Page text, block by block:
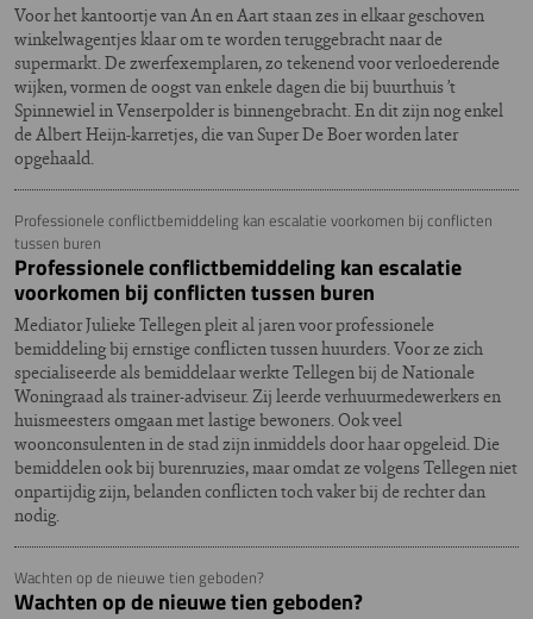
Voor het kantoortje van An en Aart staan zes in elkaar geschoven
winkelwagentjes klaar om te worden teruggebracht naar de
supermarkt. De zwerfexemplaren, zo tekenend voor verloederende
wijken, vormen de oogst van enkele dagen die bij buurthuis ’t
Spinnewiel in Venserpolder is binnengebracht. En dit zijn nog enkel
de Albert Heijn-karretjes, die van Super De Boer worden later
opgehaald.
Professionele conflictbemiddeling kan escalatie voorkomen bij conflicten
tussen buren
Professionele conflictbemiddeling kan escalatie
voorkomen bij conflicten tussen buren
Mediator Julieke Tellegen pleit al jaren voor professionele
bemiddeling bij ernstige conflicten tussen huurders. Voor ze zich
specialiseerde als bemiddelaar werkte Tellegen bij de Nationale
Woningraad als trainer-adviseur. Zij leerde verhuurmedewerkers en
huismeesters omgaan met lastige bewoners. Ook veel
woonconsulenten in de stad zijn inmiddels door haar opgeleid. Die
bemiddelen ook bij burenruzies, maar omdat ze volgens Tellegen niet
onpartijdig zijn, belanden conflicten toch vaker bij de rechter dan
nodig.
Wachten op de nieuwe tien geboden?
Wachten op de nieuwe tien geboden?